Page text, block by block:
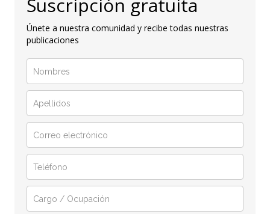
Únete a nuestra comunidad y recibe todas nuestras
publicaciones